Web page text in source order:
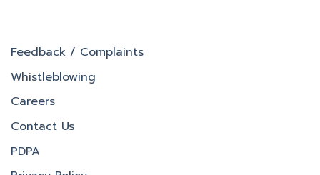
Feedback / Complaints
Whistleblowing
Careers
Contact Us
PDPA